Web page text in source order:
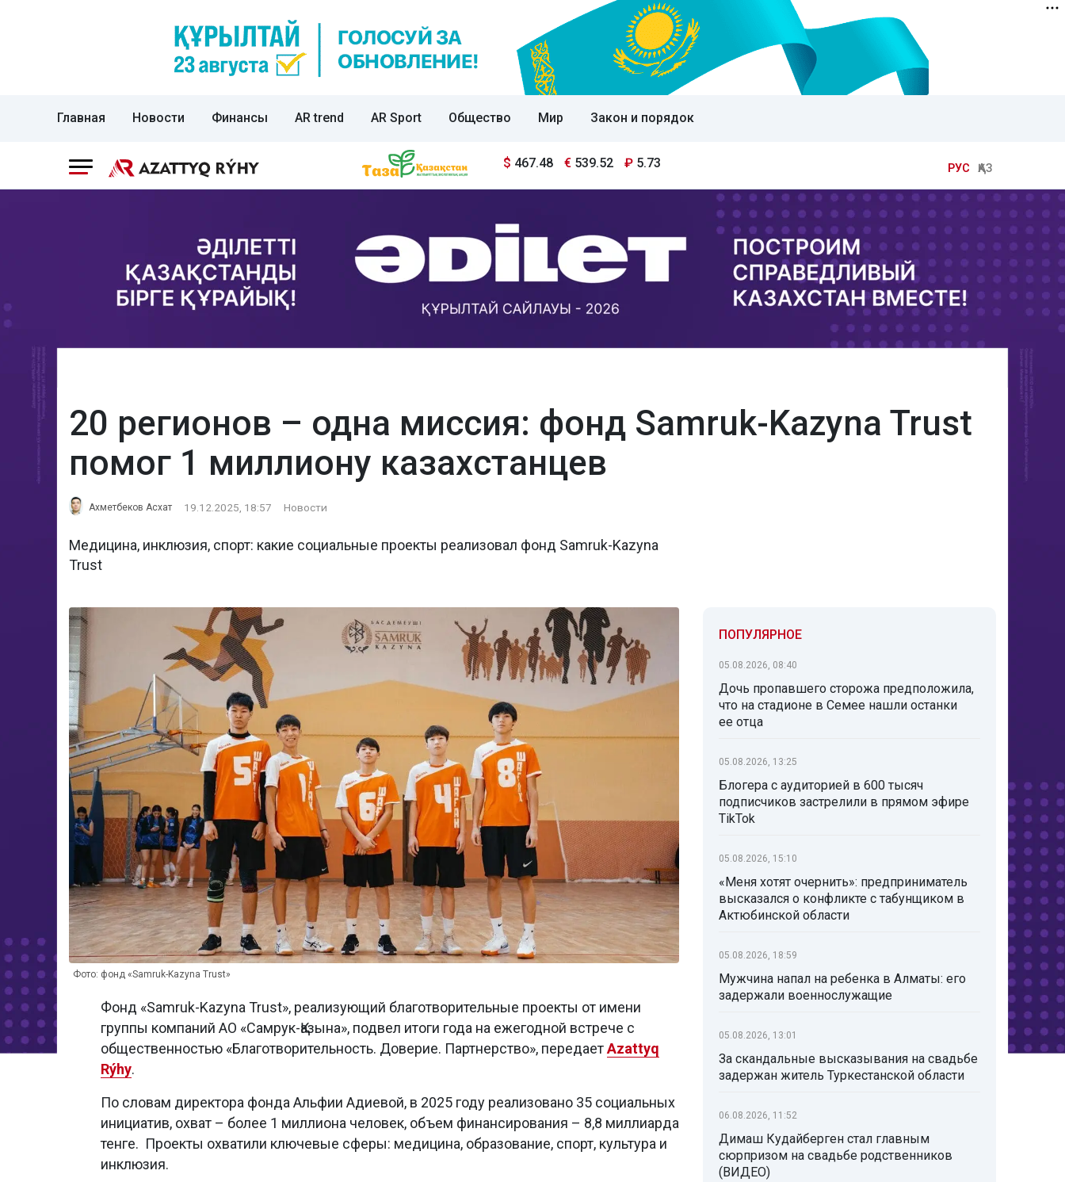
Главная Новости Финансы AR trend AR Sport Общество Мир Закон и порядок
$ 467.48 € 539.52 ₽ 5.73 РУС ҚАЗ
20 регионов – одна миссия: фонд Samruk-Kazyna Trust
помог 1 миллиону казахстанцев
Ахметбеков Асхат 19.12.2025, 18:57 Новости
Медицина, инклюзия, спорт: какие социальные проекты реализовал фонд Samruk-Kazyna
Trust
Фото: фонд «Samruk-Kazyna Trust»
Фонд «Samruk-Kazyna Trust», реализующий благотворительные проекты от имени
группы компаний АО «Самрук-Қазына», подвел итоги года на ежегодной встрече с
общественностью «Благотворительность. Доверие. Партнерство», передаетAzattyq
Rýhy.
По словам директора фонда Альфии Адиевой, в 2025 году реализовано 35 социальных
инициатив, охват – более 1 миллиона человек, объем финансирования – 8,8 миллиарда
тенге. Проекты охватили ключевые сферы: медицина, образование, спорт, культура и
инклюзия.
ПОПУЛЯРНОЕ
05.08.2026, 08:40
Дочь пропавшего сторожа предположила,
что на стадионе в Семее нашли останки
ее отца
05.08.2026, 13:25
Блогера с аудиторией в 600 тысяч
подписчиков застрелили в прямом эфире
TikTok
05.08.2026, 15:10
«Меня хотят очернить»: предприниматель
высказался о конфликте с табунщиком в
Актюбинской области
05.08.2026, 18:59
Мужчина напал на ребенка в Алматы: его
задержали военнослужащие
05.08.2026, 13:01
За скандальные высказывания на свадьбе
задержан житель Туркестанской области
06.08.2026, 11:52
Димаш Кудайберген стал главным
сюрпризом на свадьбе родственников
(ВИДЕО)